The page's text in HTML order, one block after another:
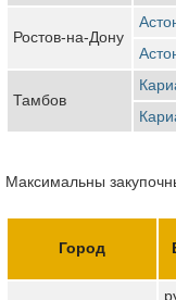
Ростов-на-Дону
Тамбов
Максимальны
Город